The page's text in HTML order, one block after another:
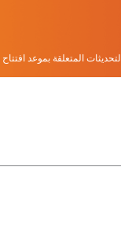
المتعلقة بموعد افتتاح